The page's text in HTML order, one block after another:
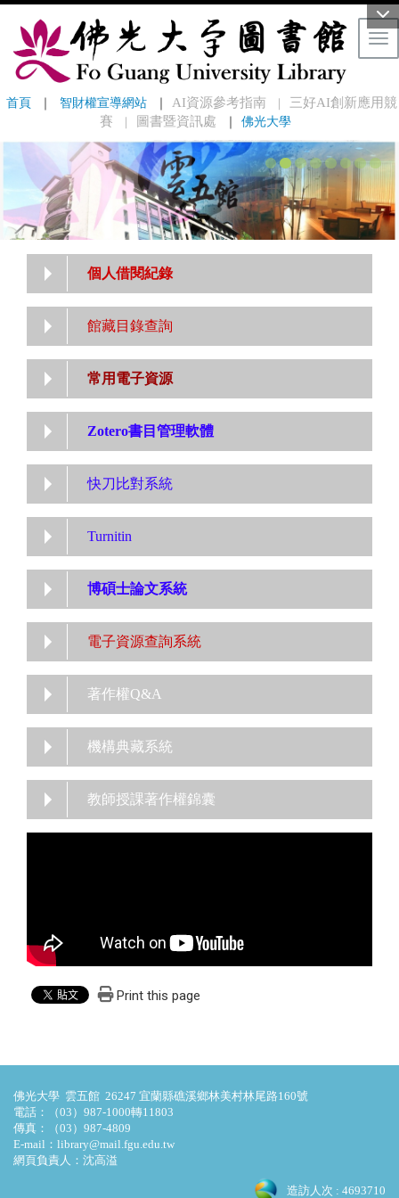
首頁 ｜ 智財權宣導網站 ｜ AI資源參考指南
三好AI創新應用競
賽
圖書暨資訊處 ｜ 佛光大學
個人借閱紀錄
館藏目錄查詢
常用電子資源
Zotero書目管理軟體
快刀比對系統
Turnitin
博碩士論文系統
電子資源查詢系統
著作權Q&A
機構典藏系統
教師授課著作權錦囊
Print this page
佛光大學 雲五館 26247 宜蘭縣礁溪鄉林美村林尾路160號
電話：（03）987-1000轉11803
傳真：（03）987-4809
E-mail：library@mail.fgu.edu.tw
網頁負責人：沈高溢
造訪人次 : 4693710